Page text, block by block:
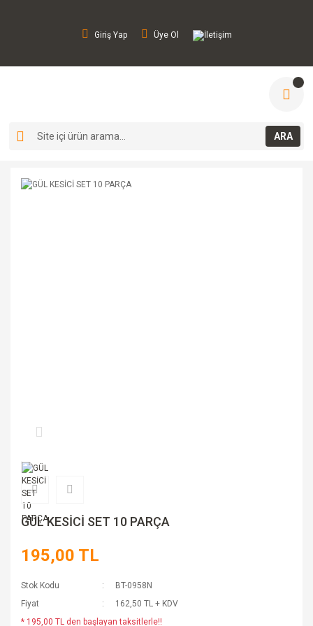
Giriş Yap Üye Ol İletişim
ARA
GÜL KESİCİ SET 10 PARÇA
195,00 TL
Stok Kodu
BT-0958N
Fiyat
162,50 TL + KDV
* 195,00 TL den başlayan taksitlerle!!